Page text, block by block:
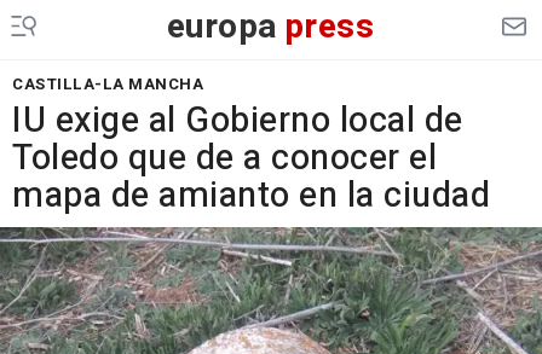
europa press
CASTILLA-LA MANCHA
IU exige al Gobierno local de
Toledo que de a conocer el
mapa de amianto en la ciudad